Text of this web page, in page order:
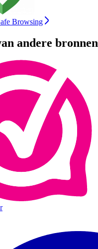
Browsing
andere bronnen